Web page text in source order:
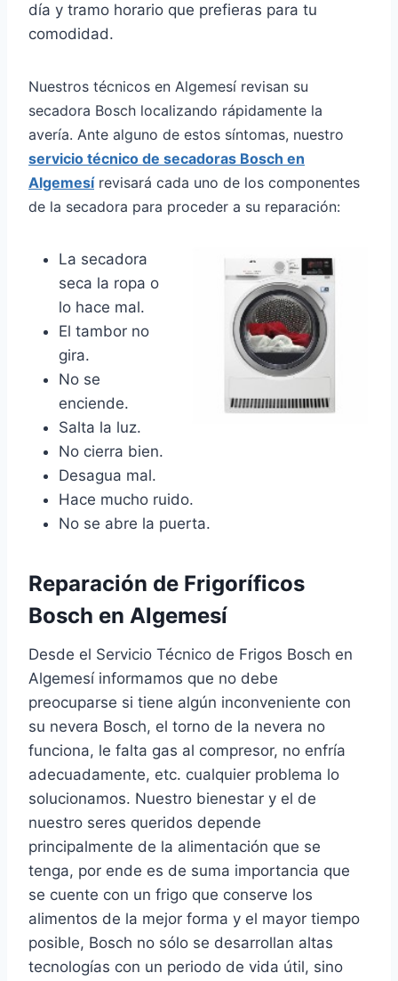
día y tramo horario que prefieras para tu
comodidad.
Nuestros técnicos en Algemesí revisan su
secadora Bosch localizando rápidamente la
avería. Ante alguno de estos síntomas, nuestro
servicio técnico de secadoras Bosch en
Algemesírevisará cada uno de los componentes
de la secadora para proceder a su reparación:
La secadora
seca la ropa o
lo hace mal.
El tambor no
gira.
No se
enciende.
Salta la luz.
No cierra bien.
Desagua mal.
Hace mucho ruido.
No se abre la puerta.
Reparación de Frigoríficos
Bosch en Algemesí
Desde el Servicio Técnico de Frigos Bosch en
Algemesí informamos que no debe
preocuparse si tiene algún inconveniente con
su nevera Bosch, el torno de la nevera no
funciona, le falta gas al compresor, no enfría
adecuadamente, etc. cualquier problema lo
solucionamos. Nuestro bienestar y el de
nuestro seres queridos depende
principalmente de la alimentación que se
tenga, por ende es de suma importancia que
se cuente con un frigo que conserve los
alimentos de la mejor forma y el mayor tiempo
posible, Bosch no sólo se desarrollan altas
tecnologías con un periodo de vida útil, sino